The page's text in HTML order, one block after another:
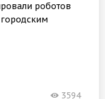
роботов
3594